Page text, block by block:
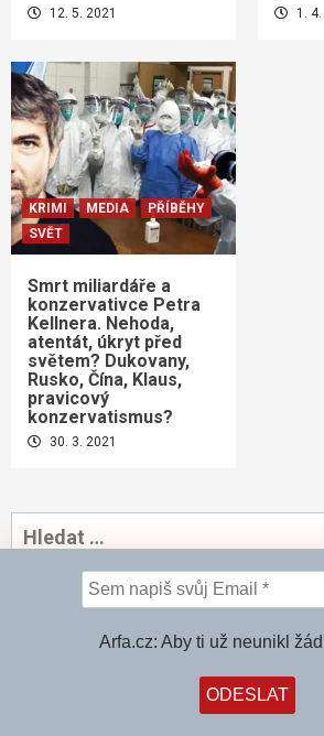
Arfa.cz: Aby ti už neunikl
12. 5. 2021 1.
KRIMI MEDIA
PŘÍBĚHY
SVĚT
Smrt miliardáře a
konzervativce Petra
Kellnera. Nehoda,
atentát, úkryt před
světem? Dukovany,
Rusko, Čína, Klaus,
pravicový
konzervatismus?
30. 3. 2021
Vyhledávání
Kupte si knihu